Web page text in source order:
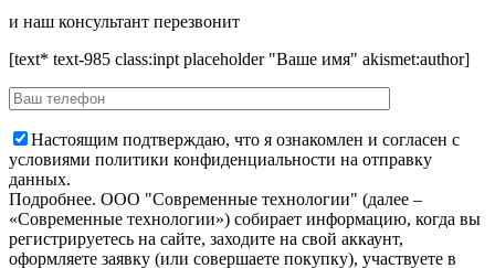
и наш консультант перезвонит
[text* text-985 class:inpt placeholder "Ваше имя" akismet:author]
Настоящим подтверждаю, что я ознакомлен и согласен с
условиями политики конфиденциальности на отправку
данных.
Подробнее. OOO "Современные технологии" (далее –
«Современные технологии») собирает информацию, когда вы
регистрируетесь на сайте, заходите на свой аккаунт,
оформляете заявку (или совершаете покупку), участвуете в